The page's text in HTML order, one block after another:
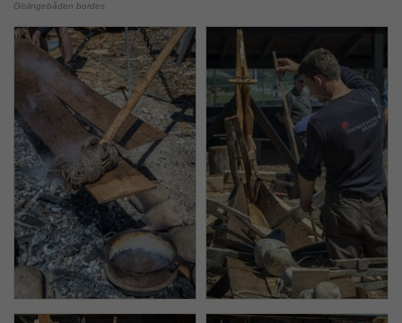
Gislingebåden bordes